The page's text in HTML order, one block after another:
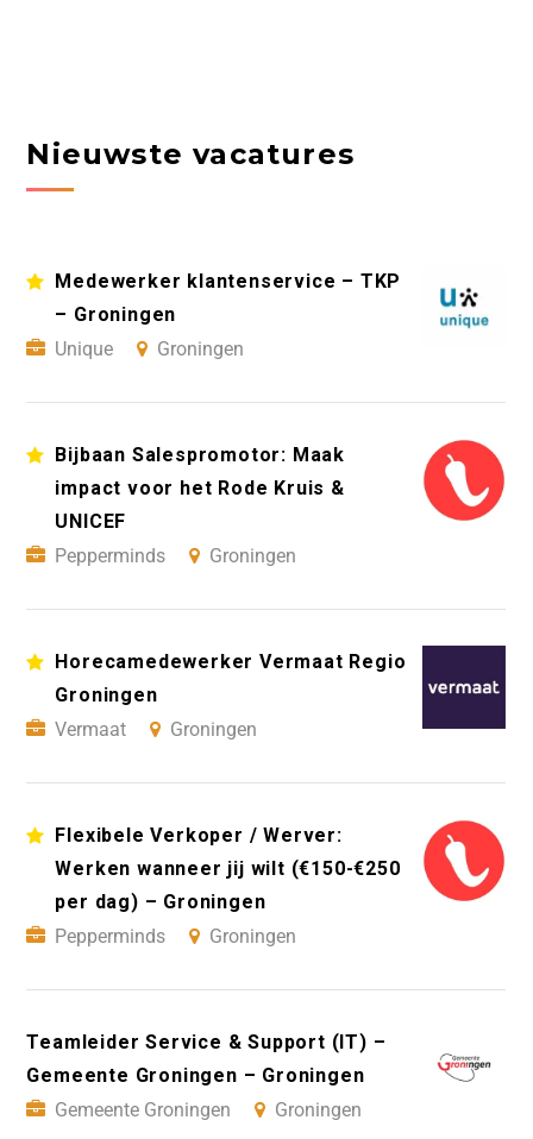
Nieuwste vacatures
Medewerker klantenservice – TKP
– Groningen
Unique
Groningen
Bijbaan Salespromotor: Maak
impact voor het Rode Kruis &
UNICEF
Pepperminds
Groningen
Horecamedewerker Vermaat Regio
Groningen
Vermaat
Groningen
Flexibele Verkoper / Werver:
Werken wanneer jij wilt (€150-€250
per dag) – Groningen
Pepperminds
Groningen
Teamleider Service & Support (IT) –
Gemeente Groningen – Groningen
Gemeente Groningen
Groningen